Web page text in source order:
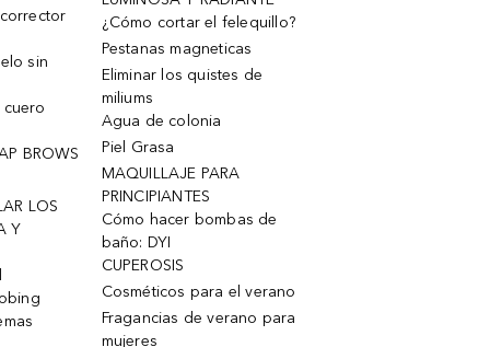
sin
cuero
BROWS
LOS
Y
¿Cómo cortar el felequillo?
Pestanas magneticas
Eliminar los quistes de
miliums
Agua de colonia
Piel Grasa
MAQUILLAJE PARA
PRINCIPIANTES
Cómo hacer bombas de
baño: DYI
CUPEROSIS
Cosméticos para el verano
Fragancias de verano para
mujeres